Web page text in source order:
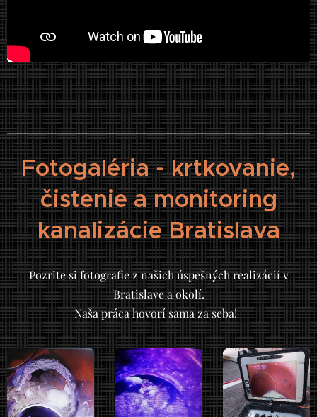
Fotogaléria - krtkovanie,
čistenie a monitoring
kanalizácie Bratislava
Pozrite si fotografie z našich úspešných realizácií v
Bratislave a okolí.
Naša práca hovorí sama za seba!